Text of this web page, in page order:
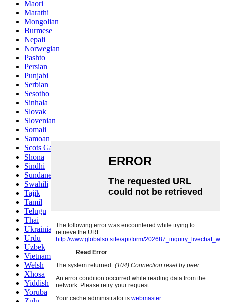
Maori
Marathi
Mongolian
Burmese
Nepali
Norwegian
Pashto
Persian
Punjabi
Serbian
Sesotho
Sinhala
Slovak
Slovenian
Somali
Samoan
Scots Gaelic
Shona
Sindhi
Sundanese
Swahili
Tajik
Tamil
Telugu
Thai
Ukrainian
Urdu
Uzbek
Vietnamese
Welsh
Xhosa
Yiddish
Yoruba